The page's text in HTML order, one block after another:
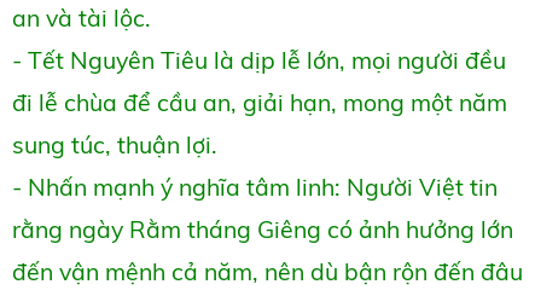
an và tài lộc.
- Tết Nguyên Tiêu là dịp lễ lớn, mọi người đều
đi lễ chùa để cầu an, giải hạn, mong một năm
sung túc, thuận lợi.
- Nhấn mạnh ý nghĩa tâm linh: Người Việt tin
rằng ngày Rằm tháng Giêng có ảnh hưởng lớn
đến vận mệnh cả năm, nên dù bận rộn đến đâu